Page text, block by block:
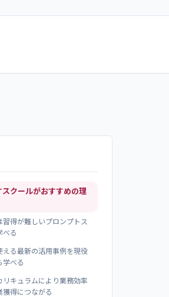
クールがおすすめの理
習得が難しいプロンプトス
べる
える最新の活用事例を現役
学べる
リキュラムにより業務効率
獲得につながる